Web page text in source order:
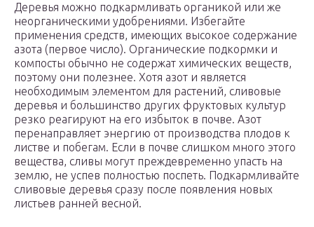
Деревья можно подкармливать органикой или же
неорганическими удобрениями. Избегайте
применения средств, имеющих высокое содержание
азота (первое число). Органические подкормки и
компосты обычно не содержат химических веществ,
поэтому они полезнее. Хотя азот и является
необходимым элементом для растений, сливовые
деревья и большинство других фруктовых культур
резко реагируют на его избыток в почве. Азот
перенаправляет энергию от производства плодов к
листве и побегам. Если в почве слишком много этого
вещества, сливы могут преждевременно упасть на
землю, не успев полностью поспеть. Подкармливайте
сливовые деревья сразу после появления новых
листьев ранней весной.